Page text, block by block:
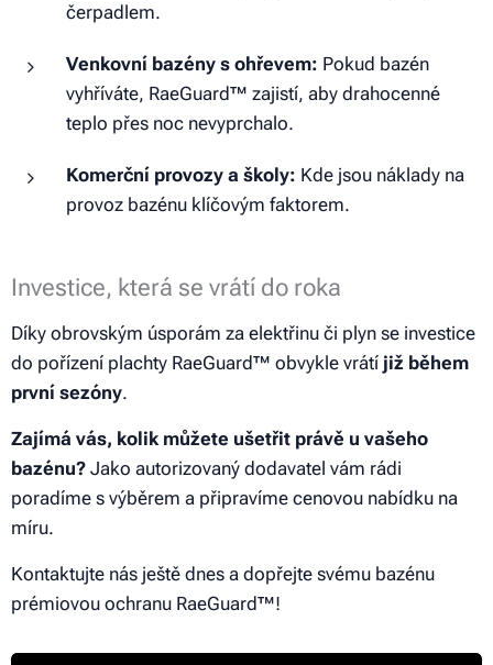
čerpadlem.
Venkovní bazény s ohřevem: Pokud bazén
vyhříváte, RaeGuard™ zajistí, aby drahocenné
teplo přes noc nevyprchalo.
Komerční provozy a školy: Kde jsou náklady na
provoz bazénu klíčovým faktorem.
Investice, která se vrátí do roka
Díky obrovským úsporám za elektřinu či plyn se investice
do pořízení plachty RaeGuard™ obvykle vrátí již během
první sezóny.
Zajímá vás, kolik můžete ušetřit právě u vašeho
bazénu? Jako autorizovaný dodavatel vám rádi
poradíme s výběrem a připravíme cenovou nabídku na
míru.
Kontaktujte nás ještě dnes a dopřejte svému bazénu
prémiovou ochranu RaeGuard™!